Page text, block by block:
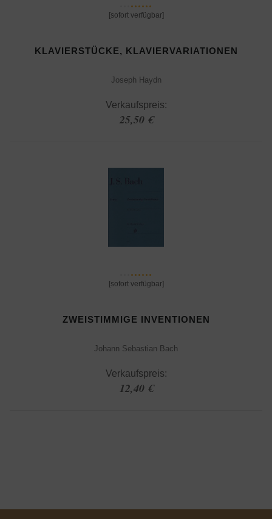
[sofort verfügbar]
KLAVIERSTÜCKE, KLAVIERVARIATIONEN
Joseph Haydn
Verkaufspreis:
25,50 €
[sofort verfügbar]
ZWEISTIMMIGE INVENTIONEN
Johann Sebastian Bach
Verkaufspreis:
12,40 €